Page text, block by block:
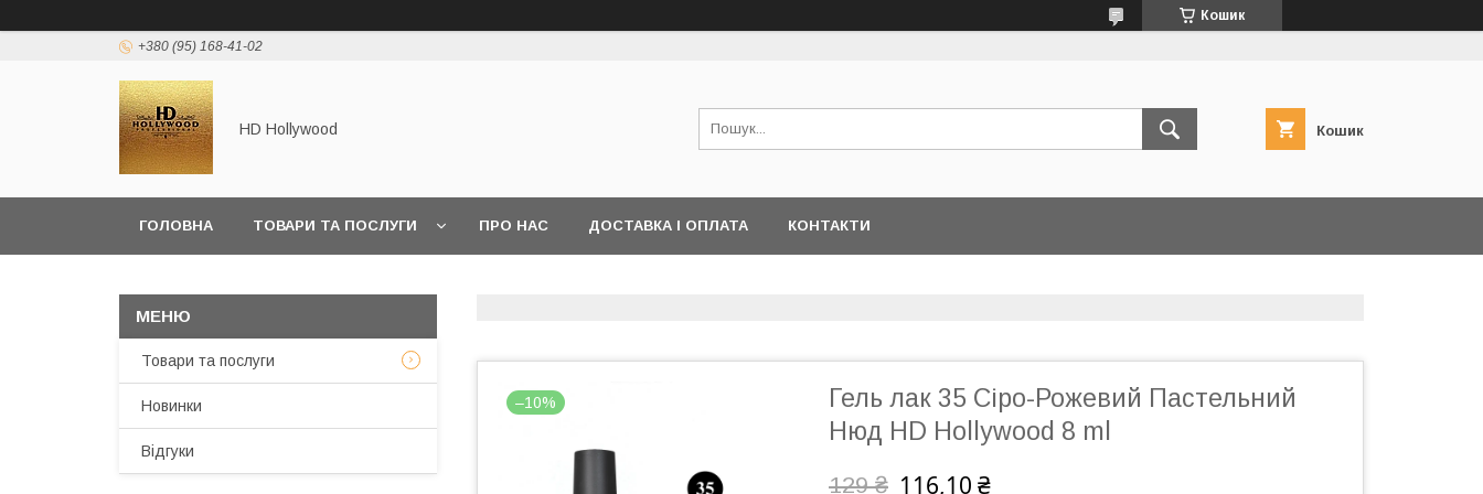
Кошик
+380 (95) 168-41-02
HD Hollywood Кошик
ГОЛОВНА ТОВАРИ ТА ПОСЛУГИ ПРО НАС ДОСТАВКА І ОПЛАТА КОНТАКТИ
–10%
Гель лак 35 Сіро-Рожевий Пастельний
Нюд HD Hollywood 8 ml
129 ₴ 116,10 ₴
Товари та послуги
Новинки
Відгуки